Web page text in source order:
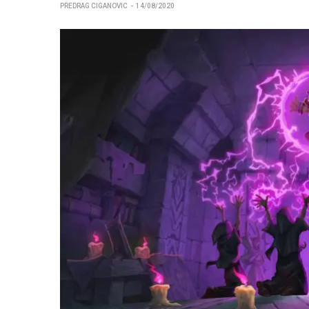
PREDRAG CIGANOVIC 14/08/2020